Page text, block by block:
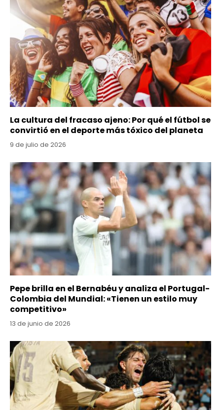
La cultura del fracaso ajeno: Por qué el fútbol se
convirtió en el deporte más tóxico del planeta
9 de julio de 2026
Pepe brilla en el Bernabéu y analiza el Portugal-
Colombia del Mundial: «Tienen un estilo muy
competitivo»
13 de junio de 2026